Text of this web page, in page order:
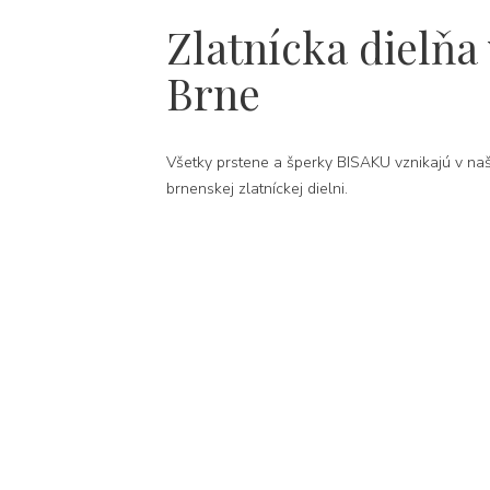
Zlatnícka dielňa
Brne
Všetky prstene a šperky BISAKU vznikajú v
brnenskej zlatníckej dielni.